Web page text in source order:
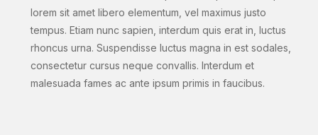
lorem sit amet libero elementum, vel maximus justo
tempus. Etiam nunc sapien, interdum quis erat in, luctus
rhoncus urna. Suspendisse luctus magna in est sodales,
consectetur cursus neque convallis. Interdum et
malesuada fames ac ante ipsum primis in faucibus.